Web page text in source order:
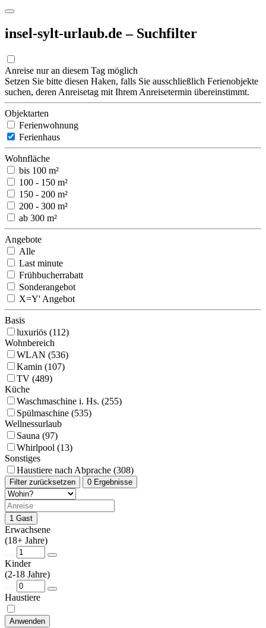
insel-sylt-urlaub.de – Suchfilter
Anreise nur an diesem Tag möglich
Setzen Sie bitte diesen Haken, falls Sie ausschließlich Ferienobjekte
suchen, deren Anreisetag mit Ihrem Anreisetermin übereinstimmt.
Objektarten
Ferienwohnung
Ferienhaus
Wohnfläche
bis 100 m²
100 - 150 m²
150 - 200 m²
200 - 300 m²
ab 300 m²
Angebote
Alle
Last minute
Frühbucherrabatt
Sonderangebot
X=Y' Angebot
Basis
luxuriös (112)
Wohnbereich
WLAN (536)
Kamin (107)
TV (489)
Küche
Waschmaschine i. Hs. (255)
Spülmaschine (535)
Wellnessurlaub
Sauna (97)
Whirlpool (13)
Sonstiges
Haustiere nach Abprache (308)
Filter zurücksetzen 0 Ergebnisse
1 Gast
Erwachsene
(18+ Jahre)
Kinder
(2-18 Jahre)
Haustiere
Anwenden